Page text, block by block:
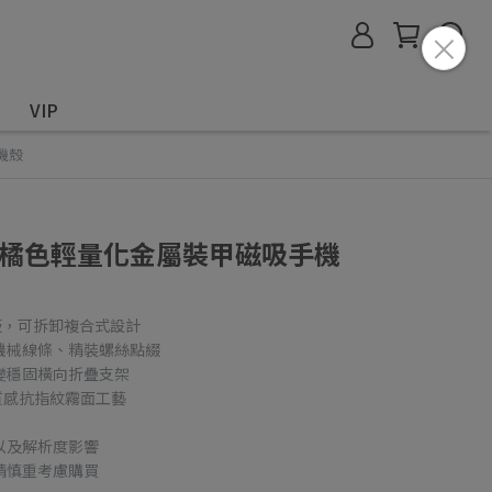
VIP
殼
色輕量化金屬裝甲磁吸手機
可拆卸複合式設計
線條、精裝螺絲點綴
固橫向折疊支架
抗指紋霧面工藝
及解析度影響
慎重考慮購買